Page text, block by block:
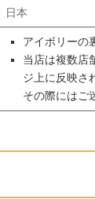
日本
アイボリーの
当店は複数店
ジ上に反映さ
その際にはご